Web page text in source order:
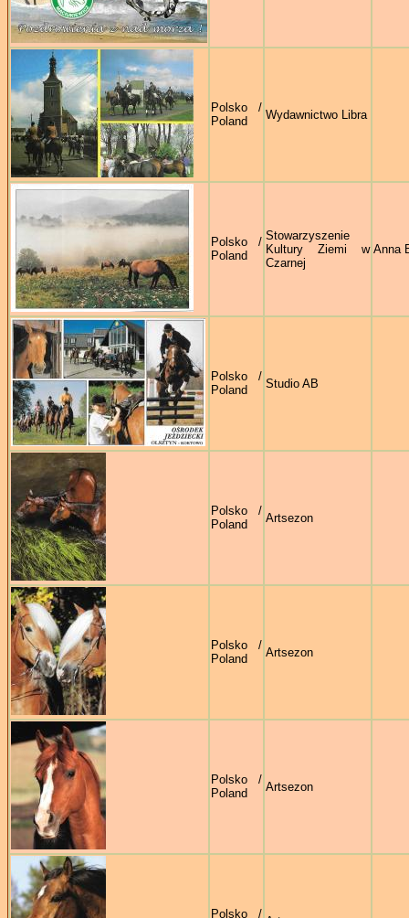
Polsko /
Poland
Wydawnictwo Libra
Polsko /
Poland
Stowarzyszenie
Kultury Ziemi w
Czarnej
Anna
Polsko /
Poland
Studio AB
Polsko /
Poland
Artsezon
Polsko /
Poland
Artsezon
Polsko /
Poland
Artsezon
Polsko /